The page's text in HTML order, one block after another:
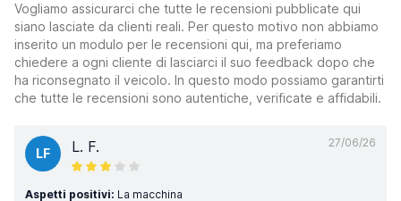
Vogliamo assicurarci che tutte le recensioni pubblicate qui
siano lasciate da clienti reali. Per questo motivo non abbiamo
inserito un modulo per le recensioni qui, ma preferiamo
chiedere a ogni cliente di lasciarci il suo feedback dopo che
ha riconsegnato il veicolo. In questo modo possiamo garantirti
che tutte le recensioni sono autentiche, verificate e affidabili.
27/06/26
LF L. F.
Aspetti positivi: La macchina